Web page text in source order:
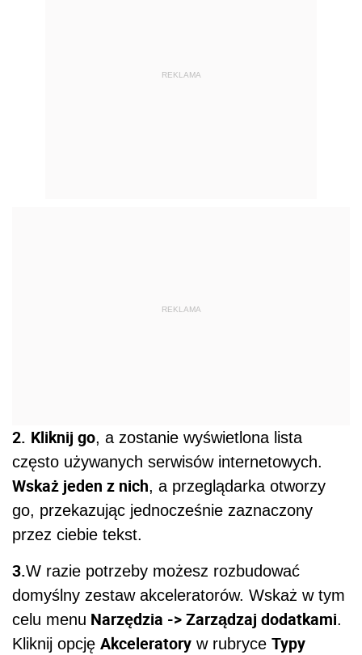
REKLAMA
REKLAMA
2. Kliknij go, a zostanie wyświetlona lista
często używanych serwisów internetowych.
Wskaż jeden z nich, a przeglądarka otworzy
go, przekazując jednocześnie zaznaczony
przez ciebie tekst.
3.W razie potrzeby możesz rozbudować
domyślny zestaw akceleratorów. Wskaż w tym
celu menu Narzędzia -> Zarządzaj dodatkami.
Kliknij opcję Akceleratory w rubryce Typy